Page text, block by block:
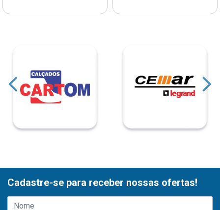
Cadastre-se para receber nossas ofertas!